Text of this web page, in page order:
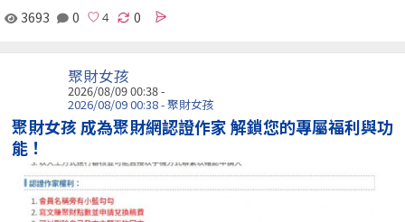
3693 0 0
聚財女孩
2026/08/09 00:38 -
2026/08/09 00:38 - 聚財女孩
聚財女孩 成為聚財網認證作家 解鎖您的專屬福利與功
能！